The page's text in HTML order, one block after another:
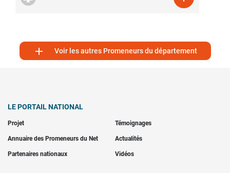
 Voir les autres Promeneurs du département
LE PORTAIL NATIONAL
Projet Témoignages
Annuaire des Promeneurs du Net Actualités
Partenaires nationaux Vidéos